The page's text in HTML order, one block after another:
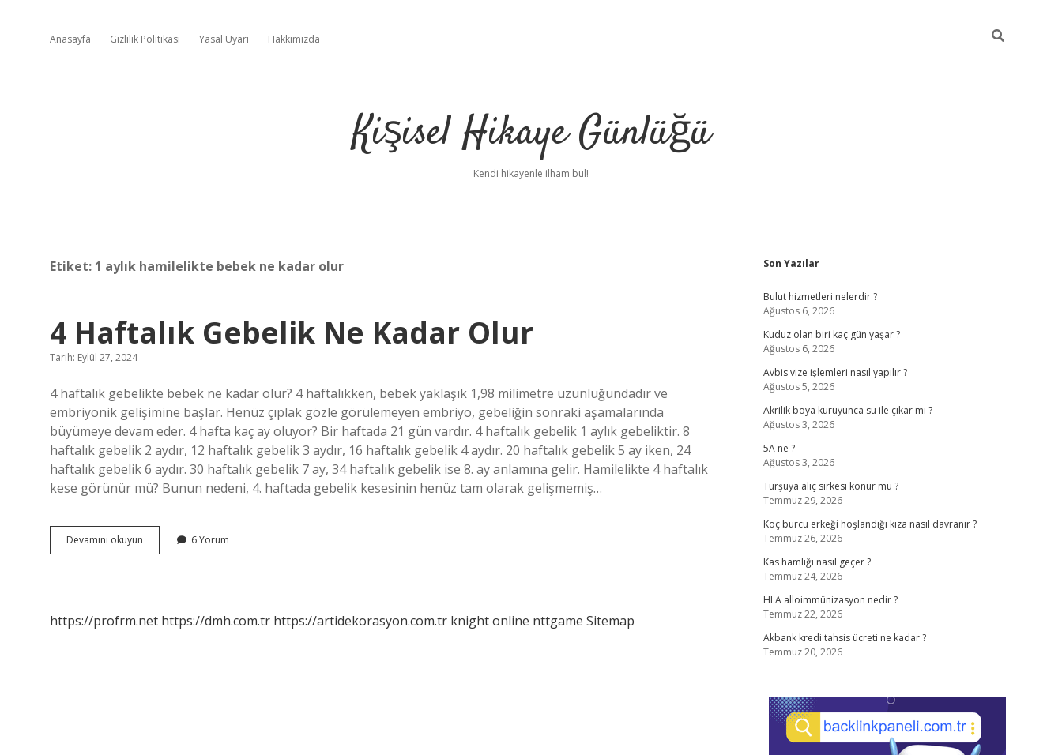
Anasayfa Gizlilik Politikası Yasal Uyarı Hakkımızda
Kişisel Hikaye Günlüğü
Kendi hikayenle ilham bul!
Etiket: 1 aylık hamilelikte bebek ne kadar olur
4 Haftalık Gebelik Ne Kadar Olur
Tarih: Eylül 27, 2024
4 haftalık gebelikte bebek ne kadar olur? 4 haftalıkken, bebek yaklaşık 1,98 milimetre uzunluğundadır ve
embriyonik gelişimine başlar. Henüz çıplak gözle görülemeyen embriyo, gebeliğin sonraki aşamalarında
büyümeye devam eder. 4 hafta kaç ay oluyor? Bir haftada 21 gün vardır. 4 haftalık gebelik 1 aylık gebeliktir. 8
haftalık gebelik 2 aydır, 12 haftalık gebelik 3 aydır, 16 haftalık gebelik 4 aydır. 20 haftalık gebelik 5 ay iken, 24
haftalık gebelik 6 aydır. 30 haftalık gebelik 7 ay, 34 haftalık gebelik ise 8. ay anlamına gelir. Hamilelikte 4 haftalık
kese görünür mü? Bunun nedeni, 4. haftada gebelik kesesinin henüz tam olarak gelişmemiş…
Devamını okuyun
Haftalık
6 Yorum
https://profrm.net https://dmh.com.tr https://artidekorasyon.com.tr knight online nttgame Sitemap
Sidebar
Son Yazılar
Bulut hizmetleri nelerdir ?
Ağustos 6, 2026
Kuduz olan biri kaç gün yaşar ?
Ağustos 6, 2026
Avbis vize işlemleri nasıl yapılır ?
Ağustos 5, 2026
Akrilik boya kuruyunca su ile çıkar mı ?
Ağustos 3, 2026
5A ne ?
Ağustos 3, 2026
Turşuya alıç sirkesi konur mu ?
Temmuz 29, 2026
Koç burcu erkeği hoşlandığı kıza nasıl davranır ?
Temmuz 26, 2026
Kas hamlığı nasıl geçer ?
Temmuz 24, 2026
HLA alloimmünizasyon nedir ?
Temmuz 22, 2026
Akbank kredi tahsis ücreti ne kadar ?
Temmuz 20, 2026